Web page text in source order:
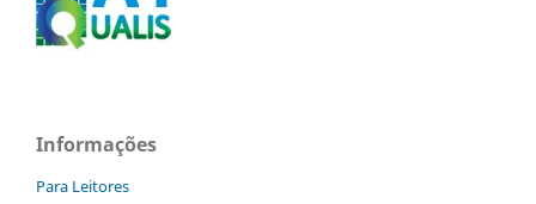
Informações
Para Leitores